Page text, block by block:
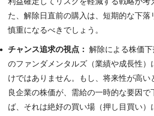
た、解除日直前の購入は、短期的な下落
慎重になるべきでしょう。
チャンス追求の視点： 解除による株価
のファンダメンタルズ（業績や成長性）
けではありません。もし、将来性が高い
良企業の株価が、需給の一時的な要因で
ば、それは絶好の買い場（押し目買い）